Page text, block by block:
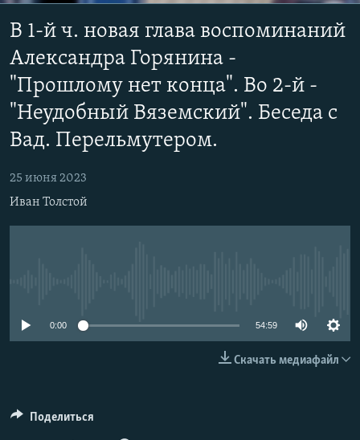
главной
навигации
Вернутся
поиску
КУЛЬТУРА
IDEL.РЕАЛИИ
КАВКАЗ.РЕАЛИИ
СЕВЕР.РЕАЛИИ
СИБИРЬ.РЕАЛИИ
ПОДПИШИТЕСЬ НА РАССЫЛКУ
Подписаться
В 1-й ч. новая глава воспоминаний
Александра Горянина -
"Прошлому нет конца". Во 2-й -
"Неудобный Вяземский". Беседа с
Вад. Перельмутером.
25 июня 2023
Иван Толстой
0:00 54:59
Скачать медиафайл
Поделиться